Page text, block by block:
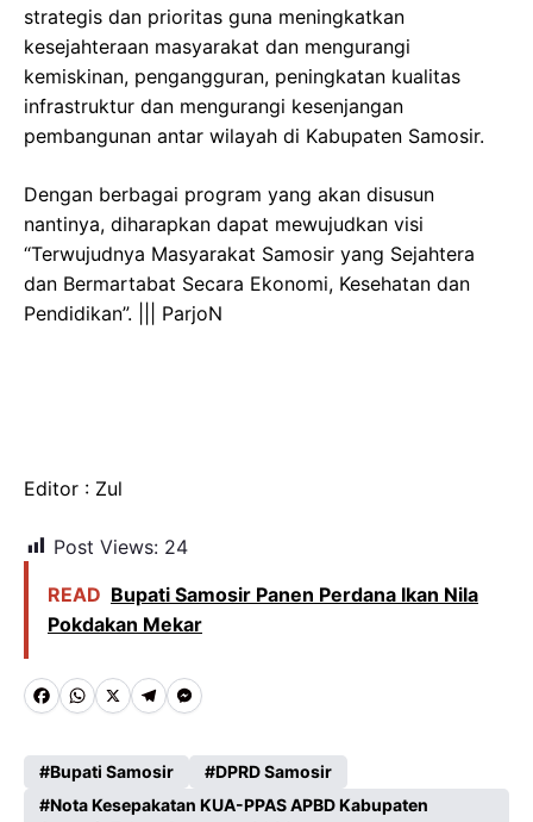
strategis dan prioritas guna meningkatkan
kesejahteraan masyarakat dan mengurangi
kemiskinan, pengangguran, peningkatan kualitas
infrastruktur dan mengurangi kesenjangan
pembangunan antar wilayah di Kabupaten Samosir.
Dengan berbagai program yang akan disusun
nantinya, diharapkan dapat mewujudkan visi
“Terwujudnya Masyarakat Samosir yang Sejahtera
dan Bermartabat Secara Ekonomi, Kesehatan dan
Pendidikan”. ||| ParjoN
Editor : Zul
Post Views: 24
READ Bupati Samosir Panen Perdana Ikan Nila
Pokdakan Mekar
F
c
W
a
X T
l
M
s
Bupati Samosir
DPRD Samosir
Nota Kesepakatan KUA-PPAS APBD Kabupaten